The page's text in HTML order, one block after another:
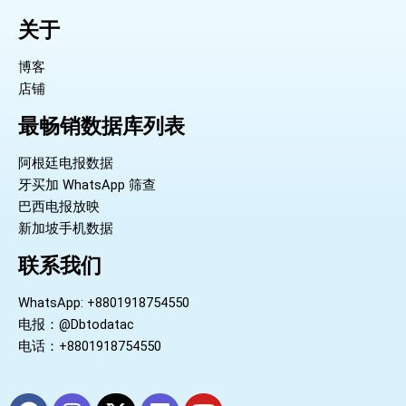
关于
博客
店铺
最畅销数据库列表
阿根廷电报数据
牙买加 WhatsApp 筛查
巴西电报放映
新加坡手机数据
联系我们
WhatsApp: +8801918754550
电报：@Dbtodatac
电话：+8801918754550